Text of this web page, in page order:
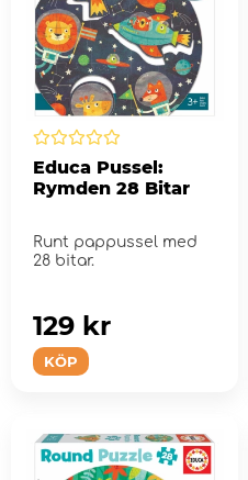
Educa Pussel:
Rymden 28 Bitar
Runt pappussel med
28 bitar.
KÖP
129 kr